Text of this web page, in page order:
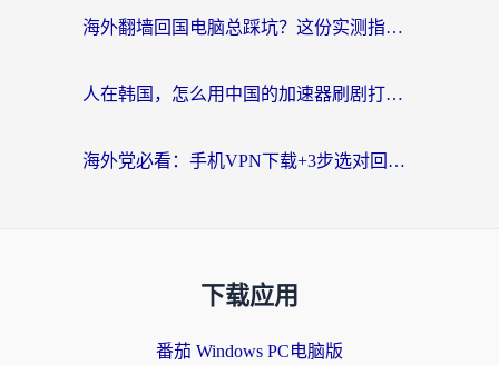
海外翻墙回国电脑总踩坑？这份实测指南帮你选对加速器（附ChickCNinitapMalus对比）
人在韩国，怎么用中国的加速器刷剧打游戏？这份真实体验指南给你答案
海外党必看：手机VPN下载+3步选对回国加速器，无缝刷国内资源不再愁
下载应用
番茄 Windows PC电脑版